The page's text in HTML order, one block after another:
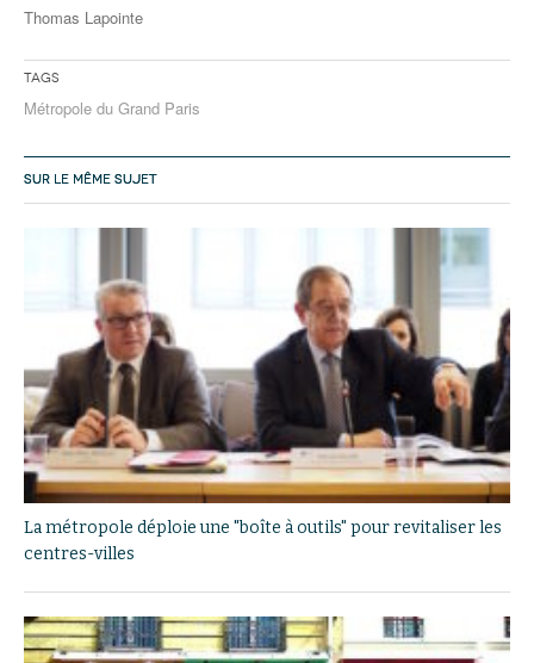
Thomas Lapointe
Tags
Métropole du Grand Paris
SUR LE MÊME SUJET
La métropole déploie une "boîte à outils" pour revitaliser les
centres-villes